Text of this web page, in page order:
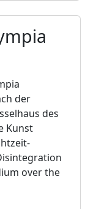
der
des
Kunst
over the